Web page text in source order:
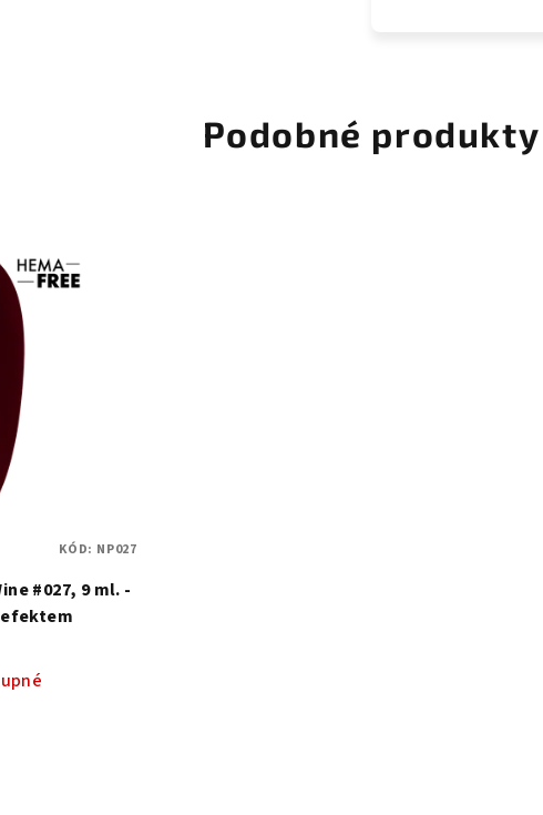
Podobné produkty
#027, 9 ml. -
KÓD: NP027